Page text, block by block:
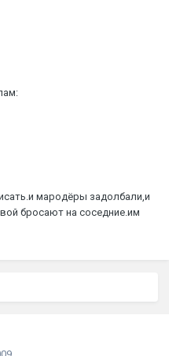
мародёры задолбали,и
бросают на соседние.им